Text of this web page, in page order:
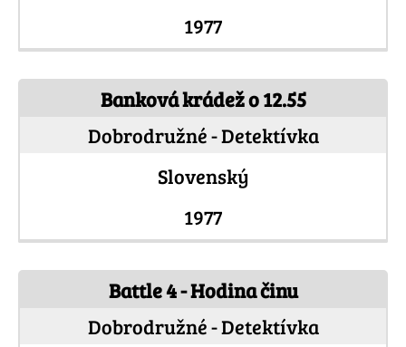
1977
Banková krádež o 12.55
Dobrodružné - Detektívka
Slovenský
1977
Battle 4 - Hodina činu
Dobrodružné - Detektívka